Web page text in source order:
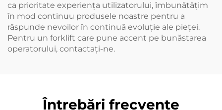
ca prioritate experiența utilizatorului, îmbunătățim
în mod continuu produsele noastre pentru a
răspunde nevoilor în continuă evoluție ale pieței.
Pentru un forklift care pune accent pe bunăstarea
operatorului, contactați-ne.
Întrebări frecvente